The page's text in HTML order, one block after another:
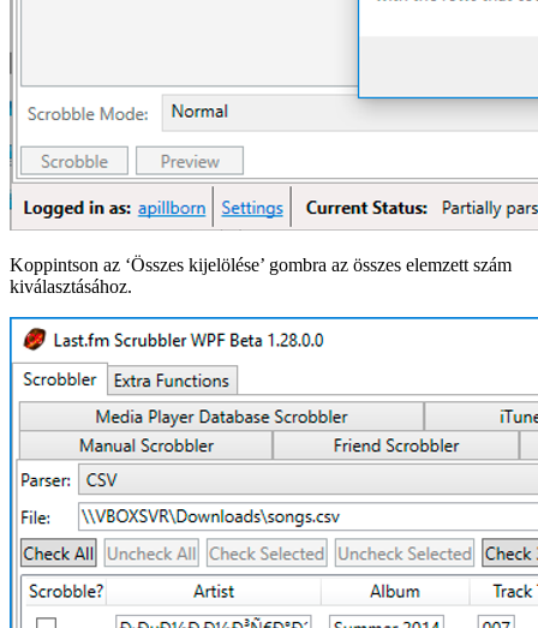
Koppintson az ‘Összes kijelölése’ gombra az összes elemzett szám
kiválasztásához.